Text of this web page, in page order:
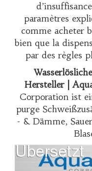
paramètres
comme acheter
bien que la
par des règles
Hersteller |
Corporation ist
purge
- & Dämme,